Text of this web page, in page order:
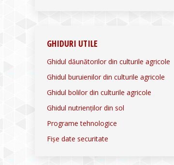
GHIDURI UTILE
Ghidul dăunătorilor din culturile agricole
Ghidul buruienilor din culturile agricole
Ghidul bolilor din culturile agricole
Ghidul nutrienților din sol
Programe tehnologice
Fișe date securitate